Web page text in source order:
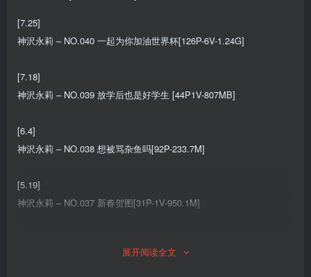
[7.25]
神沢永莉 – NO.040 一起为你加油世界杯[126P-6V-1.24G]
[7.18]
神沢永莉 – NO.039 放学后也是好学生 [44P1V-807MB]
[6.4]
神沢永莉 – NO.038 想被骂杂鱼吗[92P-233.7M]
[5.19]
神沢永莉 – NO.037 新春贺图[31P-1V-950.1M]
神沢永莉 – NO.036 小春女仆 [24P7V-888MB]
展开阅读全文